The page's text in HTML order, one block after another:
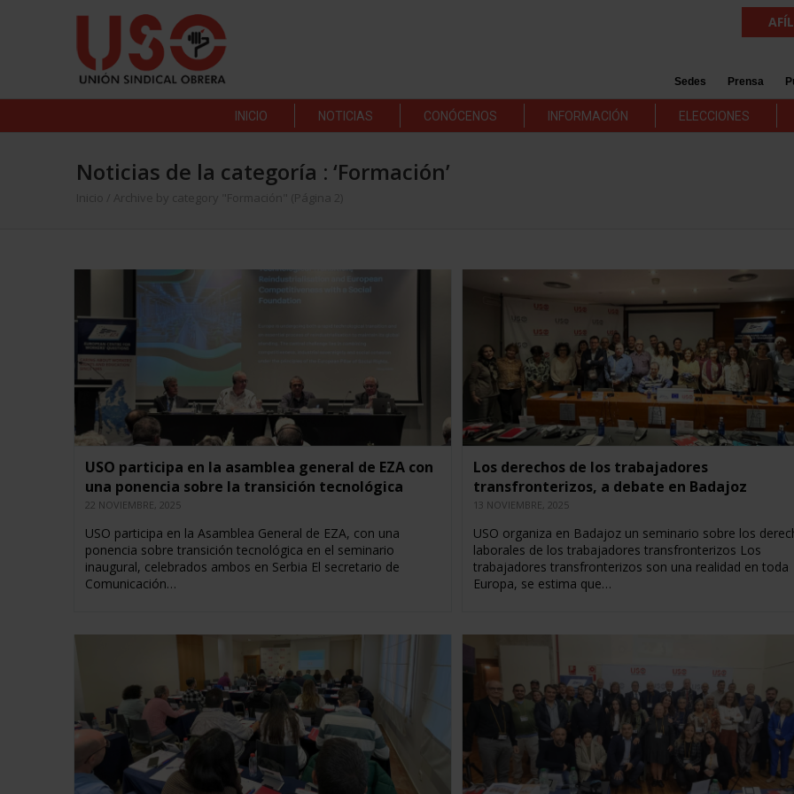
Sedes Prensa
INICIO NOTICIAS CONÓCENOS INFORMACIÓN ELECCIONES
Noticias de la categoría : ‘Formación’
Inicio Archive by category "Formación" (Página 2)
USO participa en la asamblea general de EZA con
una ponencia sobre la transición tecnológica
22 NOVIEMBRE, 2025
USO participa en la Asamblea General de EZA, con una
ponencia sobre transición tecnológica en el seminario
inaugural, celebrados ambos en Serbia El secretario de
Comunicación…
Los derechos de los trabajadores
transfronterizos, a debate en Badajoz
13 NOVIEMBRE, 2025
USO organiza en Badajoz un seminario sobre los
laborales de los trabajadores transfronterizos Los
trabajadores transfronterizos son una realidad en toda
Europa, se estima que…